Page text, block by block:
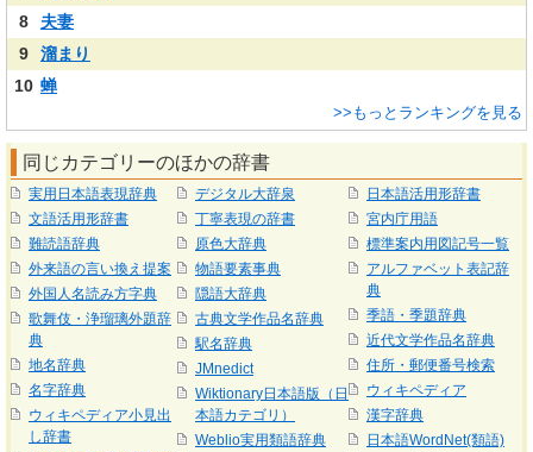
8
夫妻
9
溜まり
10 蝉
>>もっとランキングを見る
同じカテゴリーのほかの辞書
実用日本語表現辞典
文語活用形辞書
難読語辞典
外来語の言い換え提案
外国人名読み方字典
歌舞伎・浄瑠璃外題辞
典
地名辞典
名字辞典
ウィキペディア小見出
し辞書
デジタル大辞泉
丁寧表現の辞書
原色大辞典
物語要素事典
隠語大辞典
古典文学作品名辞典
駅名辞典
JMnedict
Wiktionary日本語版（日
本語カテゴリ）
Weblio実用類語辞典
日本語活用形辞書
宮内庁用語
標準案内用図記号一覧
アルファベット表記辞
典
季語・季題辞典
近代文学作品名辞典
住所・郵便番号検索
ウィキペディア
漢字辞典
日本語WordNet(類語)